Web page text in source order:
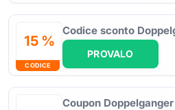
15 %
CODICE
Codice sconto
PROVALO
Coupon